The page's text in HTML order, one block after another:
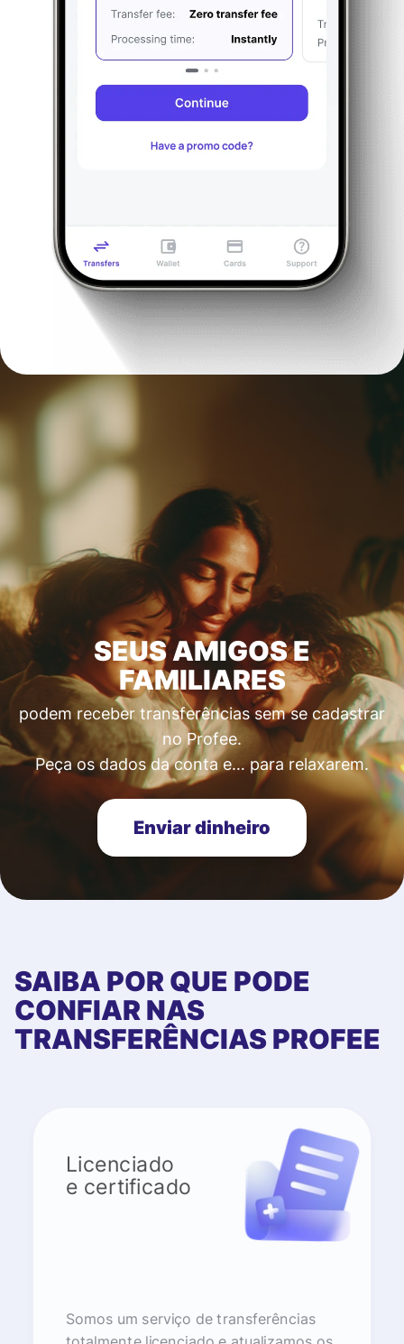
SEUS AMIGOS E
FAMILIARES
podem receber transferências sem se cadastrar
no Profee.
Peça os dados da conta e… para relaxarem.
Enviar dinheiro
SAIBA POR QUE PODE
CONFIAR NAS
TRANSFERÊNCIAS PROFEE
Licenciado
e certificado
Somos um serviço de transferências